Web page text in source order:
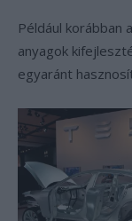
Például
anyagok
egyaránt